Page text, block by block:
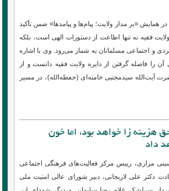
فقیه، عامل بحران‌های جهان
فقیه نه تنها اطاعت از دستورات الهی است، بلکه
و اجتماعی مسلمانان به شمار می‌رود. وی با اشاره
را فاصله گرفتن از دایره ولایت فقیه دانست و از
آیت‌الله سیدمجتبی خامنه‌ای (حفظه‌الله)، در مسیر
هزینه زا خواهد بود، اما خون
داد
مزاری، رییس مرکز فعالیت‌های فرهنگی اجتماعی